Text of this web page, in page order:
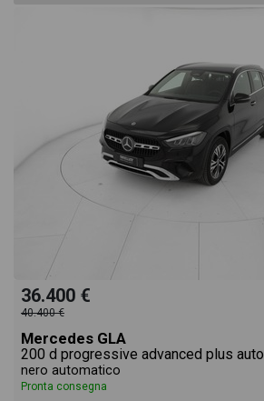
36.400 €
40.400 €
Mercedes GLA
200 d progressive advanced plus auto
nero automatico
Pronta consegna